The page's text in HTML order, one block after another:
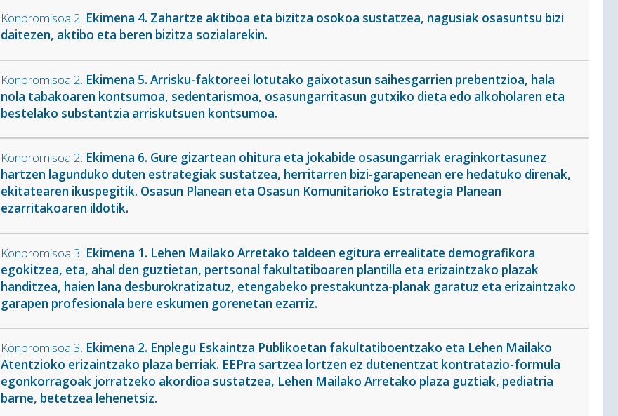
Konpromisoa 2. Ekimena 4. Zahartze aktiboa eta bizitza osokoa sustatzea, nagusiak osasuntsu bizi
daitezen, aktibo eta beren bizitza sozialarekin.
Konpromisoa 2. Ekimena 5. Arrisku-faktoreei lotutako gaixotasun saihesgarrien prebentzioa, hala
nola tabakoaren kontsumoa, sedentarismoa, osasungarritasun gutxiko dieta edo alkoholaren eta
bestelako substantzia arriskutsuen kontsumoa.
Konpromisoa 2. Ekimena 6. Gure gizartean ohitura eta jokabide osasungarriak eraginkortasunez
hartzen lagunduko duten estrategiak sustatzea, herritarren bizi-garapenean ere hedatuko direnak,
ekitatearen ikuspegitik. Osasun Planean eta Osasun Komunitarioko Estrategia Planean
ezarritakoaren ildotik.
Konpromisoa 3. Ekimena 1. Lehen Mailako Arretako taldeen egitura errealitate demografikora
egokitzea, eta, ahal den guztietan, pertsonal fakultatiboaren plantilla eta erizaintzako plazak
handitzea, haien lana desburokratizatuz, etengabeko prestakuntza-planak garatuz eta erizaintzako
garapen profesionala bere eskumen gorenetan ezarriz.
Konpromisoa 3. Ekimena 2. Enplegu Eskaintza Publikoetan fakultatiboentzako eta Lehen Mailako
Atentzioko erizaintzako plaza berriak. EEPra sartzea lortzen ez dutenentzat kontratazio-formula
egonkorragoak jorratzeko akordioa sustatzea, Lehen Mailako Arretako plaza guztiak, pediatria
barne, betetzea lehenetsiz.